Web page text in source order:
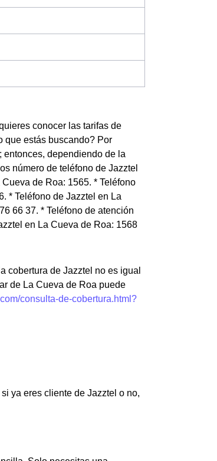
conocer las tarifas de
que estás buscando? Por
dependiendo de la
número de teléfono de Jazztel
de Roa: 1565. * Teléfono
* Teléfono de Jazztel en La
66 37. * Teléfono de atención
en La Cueva de Roa: 1568
cobertura de Jazztel no es igual
de La Cueva de Roa puede
consulta-de-cobertura.html?
ya eres cliente de Jazztel o no,